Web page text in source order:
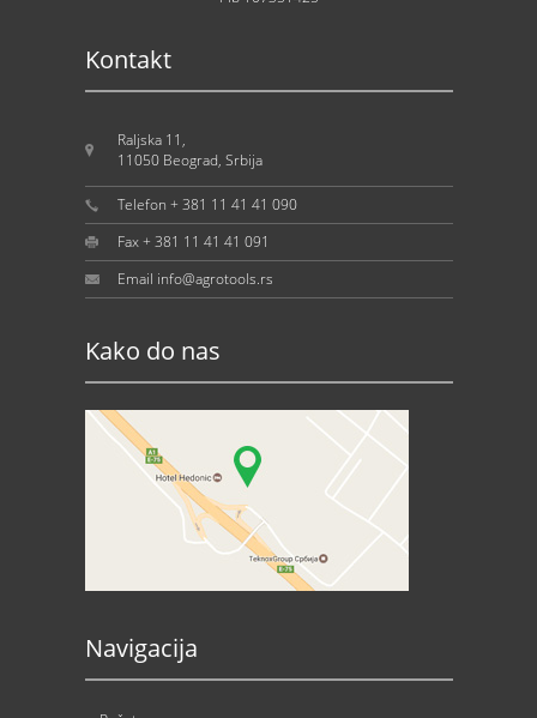
Kontakt
Raljska 11,
11050 Beograd, Srbija
Telefon + 381 11 41 41 090
Fax + 381 11 41 41 091
Email info@agrotools.rs
Kako do nas
Navigacija